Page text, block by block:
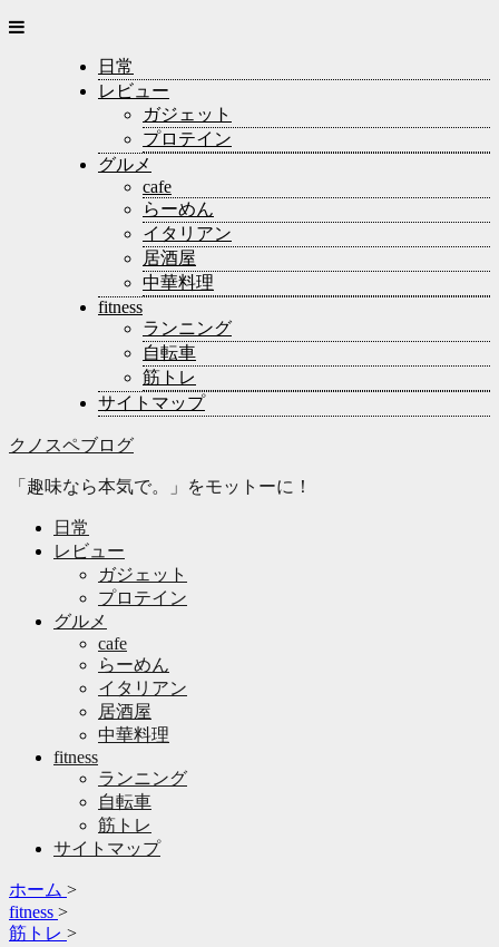
日常
レビュー
ガジェット
プロテイン
グルメ
cafe
らーめん
イタリアン
居酒屋
中華料理
fitness
ランニング
自転車
筋トレ
サイトマップ
クノスペブログ
「趣味なら本気で。」をモットーに！
日常
レビュー
ガジェット
プロテイン
グルメ
cafe
らーめん
イタリアン
居酒屋
中華料理
fitness
ランニング
自転車
筋トレ
サイトマップ
ホーム >
fitness >
筋トレ >